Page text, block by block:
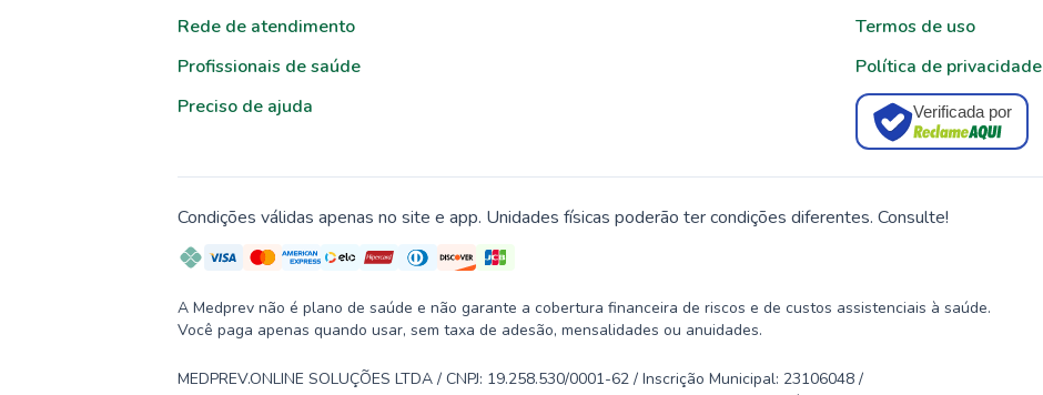
Rede de atendimento
Profissionais de saúde
Preciso de ajuda
Termos de uso
Política de privacidade
Verificada por
Condições válidas apenas no site e app. Unidades físicas poderão ter condições diferentes. Consulte!
A Medprev não é plano de saúde e não garante a cobertura financeira de riscos e de custos assistenciais à saúde.
Você paga apenas quando usar, sem taxa de adesão, mensalidades ou anuidades.
MEDPREV.ONLINE SOLUÇÕES LTDA / CNPJ: 19.258.530/0001-62 / Inscrição Municipal: 23106048 /